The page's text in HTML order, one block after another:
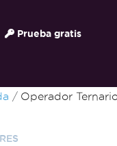
Prueba gratis
Operador